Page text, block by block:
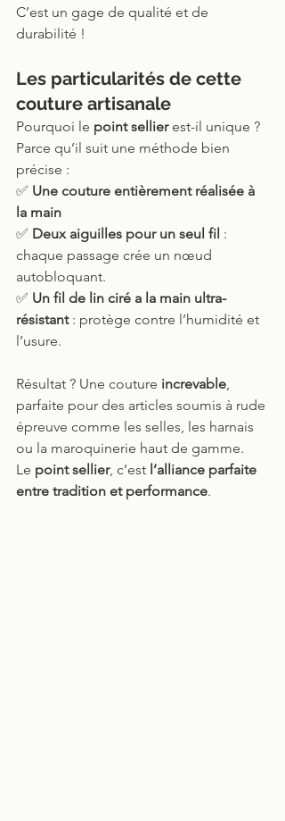
C’est un gage de qualité et de
durabilité !
Les particularités de cette
couture artisanale
Pourquoi le point sellier est-il unique ?
Parce qu’il suit une méthode bien
précise :
✅ Une couture entièrement réalisée à
la main
✅ Deux aiguilles pour un seul fil :
chaque passage crée un nœud
autobloquant.
✅ Un fil de lin ciré a la main ultra-
résistant : protège contre l’humidité et
l’usure.
Résultat ? Une couture increvable,
parfaite pour des articles soumis à rude
épreuve comme les selles, les harnais
ou la maroquinerie haut de gamme.
Le point sellier, c’est l’alliance parfaite
entre tradition et performance.